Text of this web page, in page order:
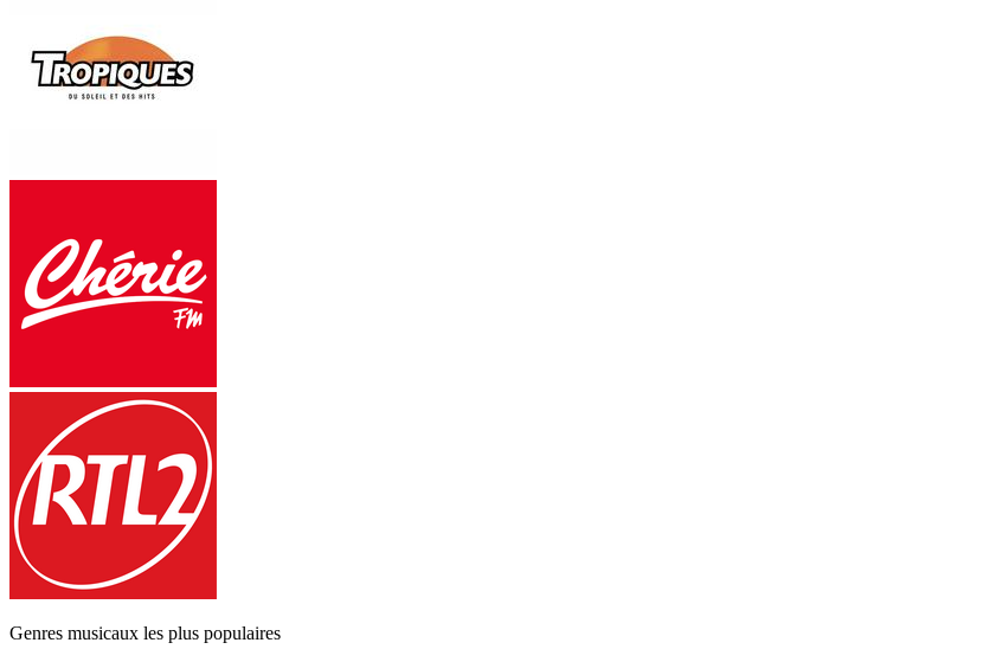
Genres musicaux les plus populaires